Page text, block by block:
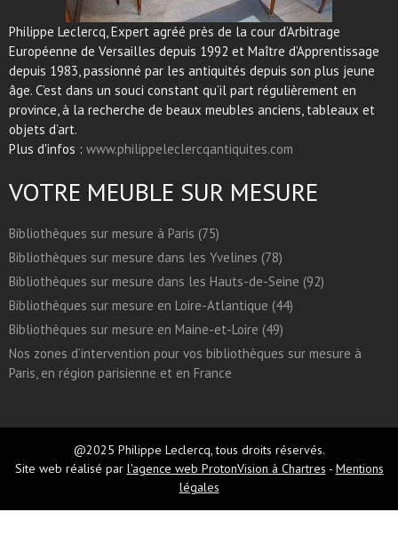
Philippe Leclercq, Expert agréé près de la cour d’Arbitrage
Européenne de Versailles depuis 1992 et Maître d’Apprentissage
depuis 1983, passionné par les antiquités depuis son plus jeune
âge. C’est dans un souci constant qu’il part régulièrement en
province, à la recherche de beaux meubles anciens, tableaux et
objets d’art.
Plus d'infos : www.philippeleclercqantiquites.com
VOTRE MEUBLE SUR MESURE
Bibliothèques sur mesure à Paris (75)
Bibliothèques sur mesure dans les Yvelines (78)
Bibliothèques sur mesure dans les Hauts-de-Seine (92)
Bibliothèques sur mesure en Loire-Atlantique (44)
Bibliothèques sur mesure en Maine-et-Loire (49)
Nos zones d’intervention pour vos bibliothèques sur mesure à
Paris, en région parisienne et en France
@2025 Philippe Leclercq, tous droits réservés.
Site web réalisé par l'agence web ProtonVision à Chartres - Mentions
légales